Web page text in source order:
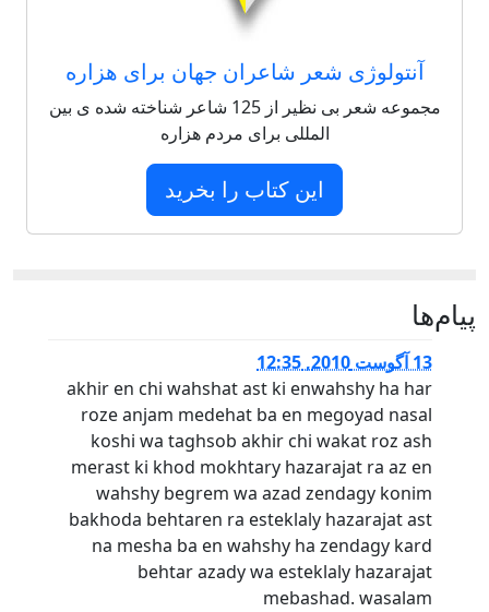
آنتولوژی شعر شاعران جهان برای هزاره
مجموعه شعر بی نظیر از 125 شاعر شناخته شده ی بین
المللی برای مردم هزاره
این کتاب را بخرید
پيام‌ها
13 آگوست 2010, 12:35
akhir en chi wahshat ast ki enwahshy ha har
roze anjam medehat ba en megoyad nasal
koshi wa taghsob akhir chi wakat roz ash
merast ki khod mokhtary hazarajat ra az en
wahshy begrem wa azad zendagy konim
bakhoda behtaren ra esteklaly hazarajat ast
na mesha ba en wahshy ha zendagy kard
behtar azady wa esteklaly hazarajat
mebashad. wasalam